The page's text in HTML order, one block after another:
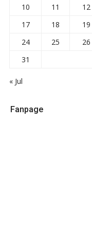
10
11 12
17
18 19
24
25 26
31
« Jul
Fanpage